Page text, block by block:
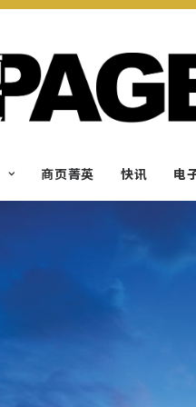
商页菁英 快讯 电